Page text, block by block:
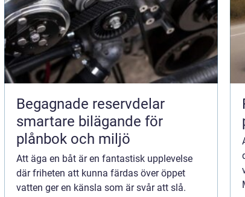
Begagnade reservdelar
smartare bilägande för
plånbok och miljö
Att äga en båt är en fantastisk upplevelse
där friheten att kunna färdas över öppet
vatten ger en känsla som är svår att slå.